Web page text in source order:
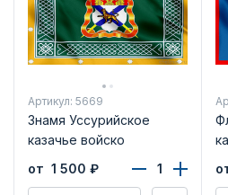
Артикул: 5669
Знамя Уссурийское
казачье войско
от 1 500 ₽